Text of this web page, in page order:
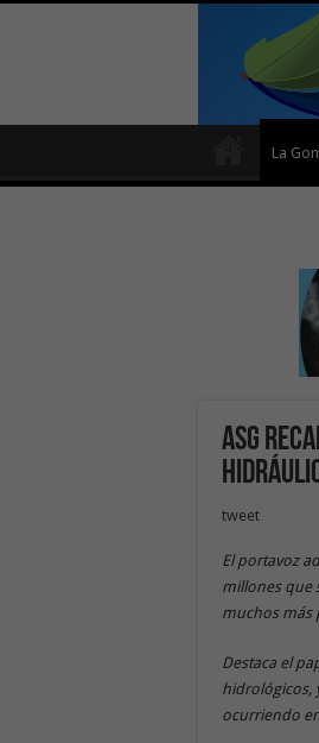
La
ASG
tweet
El portavoz
millones que
muchos más
Destaca el
hidrológicos,
ocurriendo